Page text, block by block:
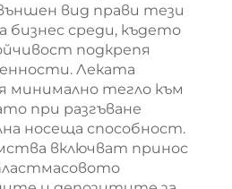
вид прави тези
бизнес среди, където
подкрепя
Леката
минимално тегло към
при разгъване
носеща способност.
включват принос